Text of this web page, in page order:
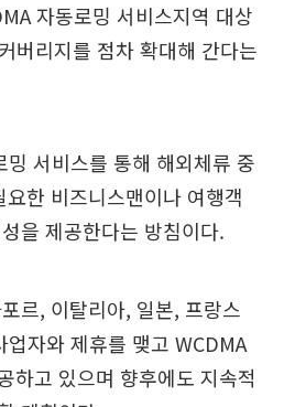
자동로밍 서비스지역 대상
버리지를 점차 확대해 간다는
서비스를 통해 해외체류 중
한 비즈니스맨이나 여행객
을 제공한다는 방침이다.
르, 이탈리아, 일본, 프랑스
자와 제휴를 맺고 WCDMA
하고 있으며 향후에도 지속적